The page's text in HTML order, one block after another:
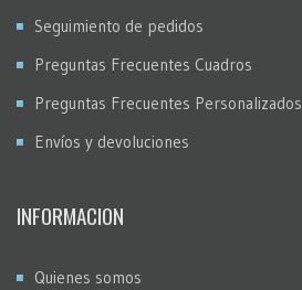
Seguimiento de pedidos
Preguntas Frecuentes Cuadros
Preguntas Frecuentes Personalizados
Envíos y devoluciones
INFORMACION
Quienes somos